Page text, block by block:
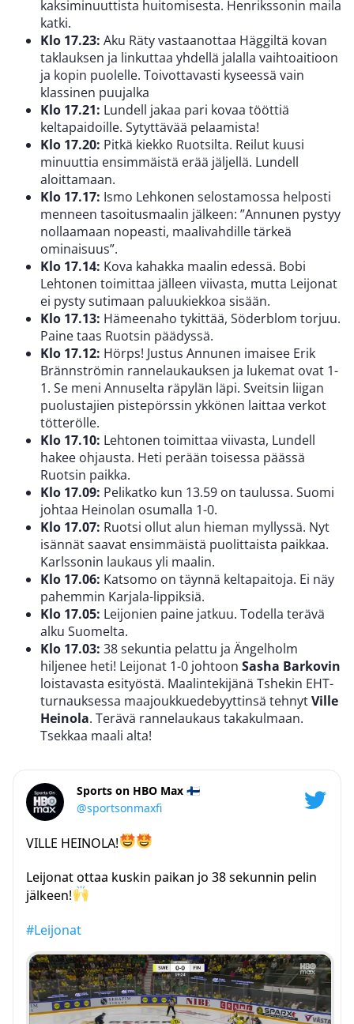
kaksiminuuttista huitomisesta. Henrikssonin maila
katki.
Klo 17.23: Aku Räty vastaanottaa Häggiltä kovan
taklauksen ja linkuttaa yhdellä jalalla vaihtoaitioon
ja kopin puolelle. Toivottavasti kyseessä vain
klassinen puujalka
Klo 17.21: Lundell jakaa pari kovaa tööttiä
keltapaidoille. Sytyttävää pelaamista!
Klo 17.20: Pitkä kiekko Ruotsilta. Reilut kuusi
minuuttia ensimmäistä erää jäljellä. Lundell
aloittamaan.
Klo 17.17: Ismo Lehkonen selostamossa helposti
menneen tasoitusmaalin jälkeen: ”Annunen pystyy
nollaamaan nopeasti, maalivahdille tärkeä
ominaisuus”.
Klo 17.14: Kova kahakka maalin edessä. Bobi
Lehtonen toimittaa jälleen viivasta, mutta Leijonat
ei pysty sutimaan paluukiekkoa sisään.
Klo 17.13: Hämeenaho tykittää, Söderblom torjuu.
Paine taas Ruotsin päädyssä.
Klo 17.12: Hörps! Justus Annunen imaisee Erik
Brännströmin rannelaukauksen ja lukemat ovat 1-
1. Se meni Annuselta räpylän läpi. Sveitsin liigan
puolustajien pistepörssin ykkönen laittaa verkot
tötterölle.
Klo 17.10: Lehtonen toimittaa viivasta, Lundell
hakee ohjausta. Heti perään toisessa päässä
Ruotsin paikka.
Klo 17.09: Pelikatko kun 13.59 on taulussa. Suomi
johtaa Heinolan osumalla 1-0.
Klo 17.07: Ruotsi ollut alun hieman myllyssä. Nyt
isännät saavat ensimmäistä puolittaista paikkaa.
Karlssonin laukaus yli maalin.
Klo 17.06: Katsomo on täynnä keltapaitoja. Ei näy
pahemmin Karjala-lippiksiä.
Klo 17.05: Leijonien paine jatkuu. Todella terävä
alku Suomelta.
Klo 17.03: 38 sekuntia pelattu ja Ängelholm
hiljenee heti! Leijonat 1-0 johtoon Sasha Barkovin
loistavasta esityöstä. Maalintekijänä Tshekin EHT-
turnauksessa maajoukkuedebyyttinsä tehnytVille
Heinola. Terävä rannelaukaus takakulmaan.
Tsekkaa maali alta!
Sports on HBO Max 🇫🇮
@sportsonmaxfi
VILLE HEINOLA!
Leijonat ottaa kuskin paikan jo 38 sekunnin pelin
jälkeen!
#Leijonat